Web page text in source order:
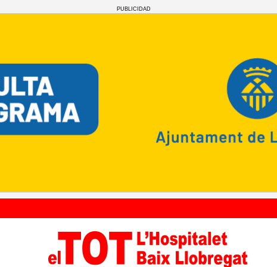
PUBLICIDAD